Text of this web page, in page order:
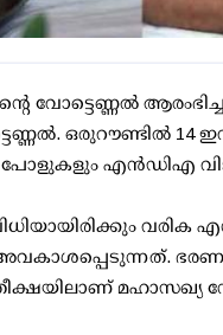
വോട്ടെണ്ണല്‍
ഒരുറൗണ്ടില്‍
എന്‍ഡിഎ
അവകാശപ്പെടുന്നത്.
മഹാസഖ്യ